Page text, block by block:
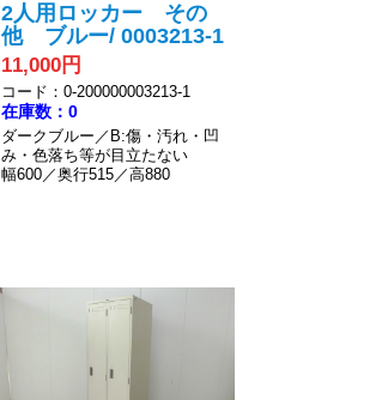
2人用ロッカー その
他 ブルー/ 0003213-1
11,000円
コード：0-200000003213-1
在庫数：0
ダークブルー／B:傷・汚れ・凹
み・色落ち等が目立たない
幅600／奥行515／高880